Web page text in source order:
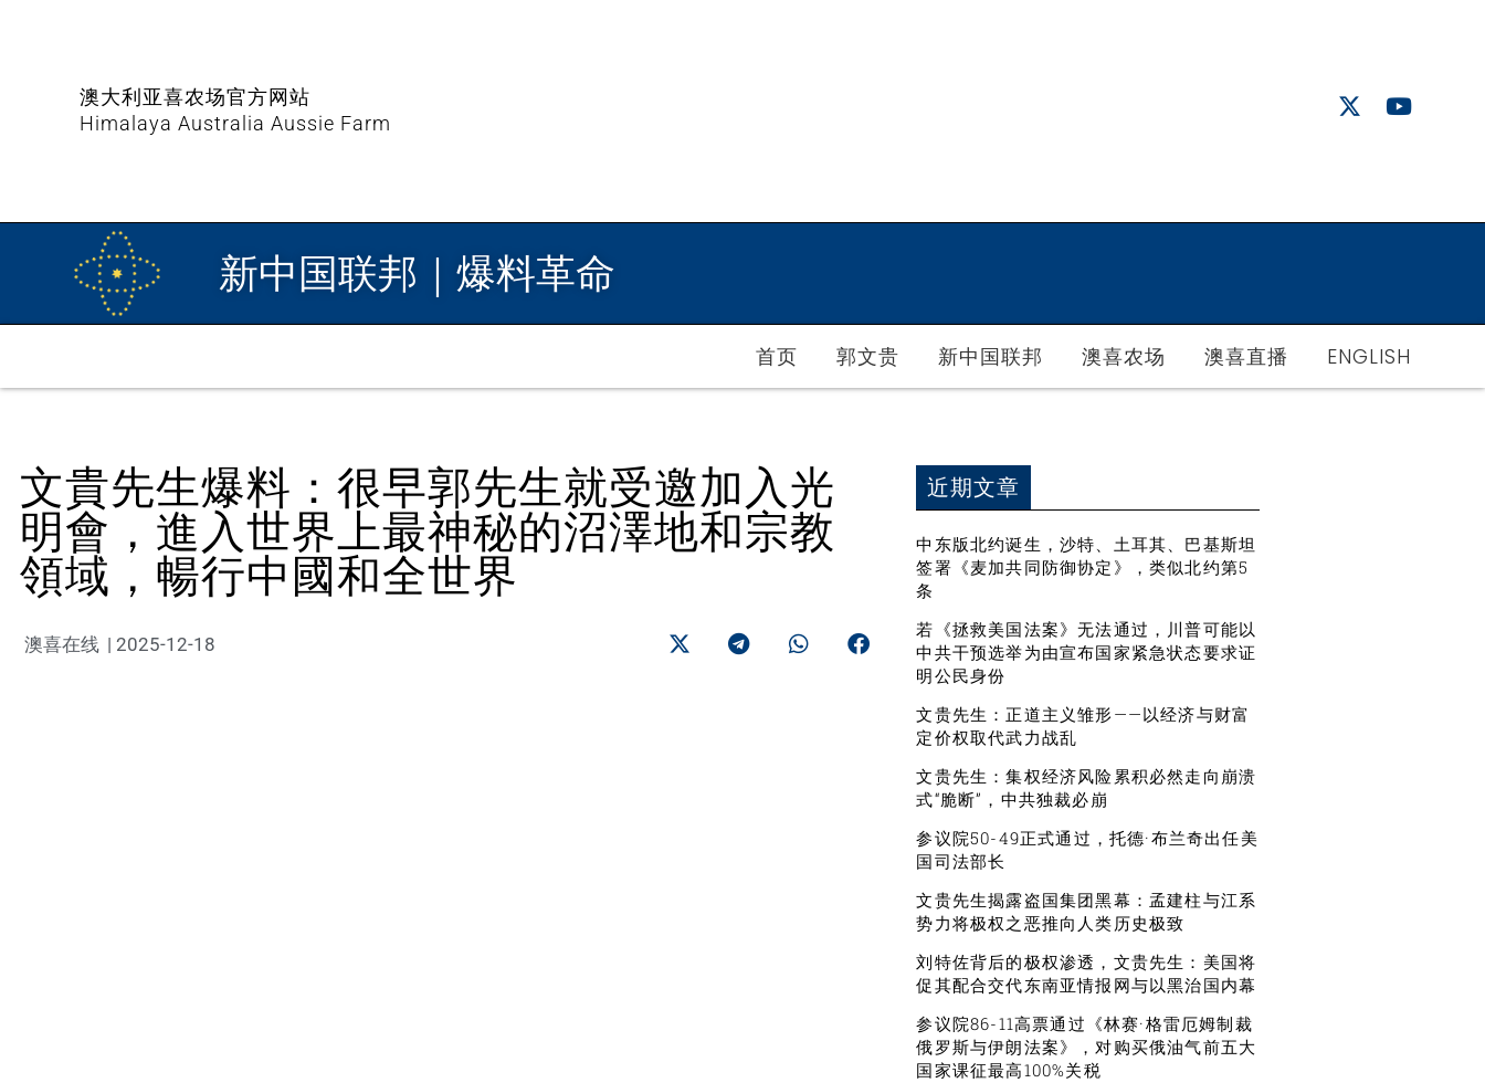
澳大利亚喜农场官方网站
Himalaya Australia Aussie Farm
新中国联邦｜爆料革命
首页 郭文贵 新中国联邦 澳喜农场 澳喜直播 ENGLISH
文貴先生爆料：很早郭先生就受邀加入光
明會，進入世界上最神秘的沼澤地和宗教
領域，暢行中國和全世界
澳喜在线 | 2025-12-18
近期文章
中东版北约诞生，沙特、土耳其、巴基斯坦
签署《麦加共同防御协定》，类似北约第5
条
若《拯救美国法案》无法通过，川普可能以
中共干预选举为由宣布国家紧急状态要求证
明公民身份
文贵先生：正道主义雏形——以经济与财富
定价权取代武力战乱
文贵先生：集权经济风险累积必然走向崩溃
式“脆断”，中共独裁必崩
参议院50-49正式通过，托德·布兰奇出任美
国司法部长
文贵先生揭露盗国集团黑幕：孟建柱与江系
势力将极权之恶推向人类历史极致
刘特佐背后的极权渗透，文贵先生：美国将
促其配合交代东南亚情报网与以黑治国内幕
参议院86-11高票通过《林赛·格雷厄姆制裁
俄罗斯与伊朗法案》，对购买俄油气前五大
国家课征最高100%关税